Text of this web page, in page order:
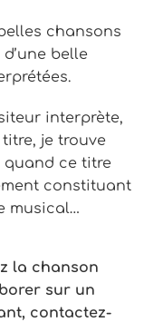
chansons
belle
interprète,
je trouve
quand ce titre
constituant
musical…
la chanson
sur un
contactez-